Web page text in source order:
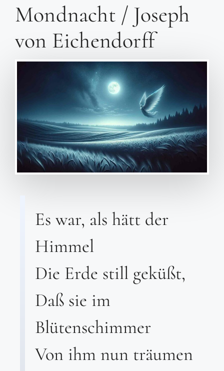
Mondnacht / Joseph
von Eichendorff
Es war, als hätt der
Himmel
Die Erde still geküßt,
Daß sie im
Blütenschimmer
Von ihm nun träumen